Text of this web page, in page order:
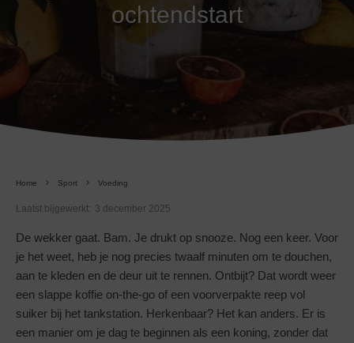
ochtendstart
Home Sport Voeding
Laatst bijgewerkt: 3 december 2025
De wekker gaat. Bam. Je drukt op snooze. Nog een keer. Voor
je het weet, heb je nog precies twaalf minuten om te douchen,
aan te kleden en de deur uit te rennen. Ontbijt? Dat wordt weer
een slappe koffie on-the-go of een voorverpakte reep vol
suiker bij het tankstation. Herkenbaar? Het kan anders. Er is
een manier om je dag te beginnen als een koning, zonder dat